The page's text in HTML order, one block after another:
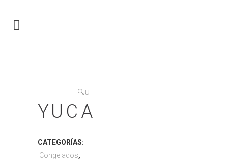
🔍
YUCA
CATEGORÍAS:
Congelados,